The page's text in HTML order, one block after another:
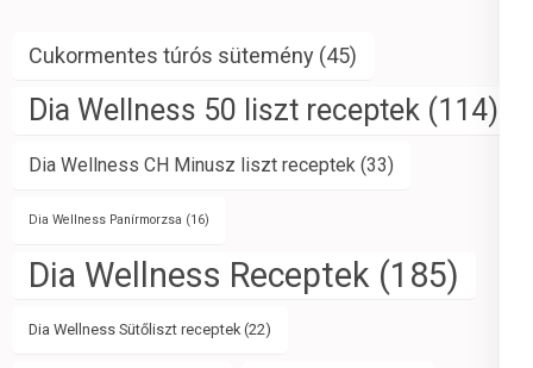
Cukormentes túrós sütemény (45)
Dia Wellness 50 liszt receptek (114)
Dia Wellness CH Minusz liszt receptek (33)
Dia Wellness Panírmorzsa (16)
Dia Wellness Receptek (185)
Dia Wellness Sütőliszt receptek(22)